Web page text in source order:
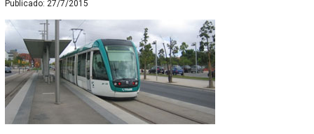
Publicado: 27/7/2015